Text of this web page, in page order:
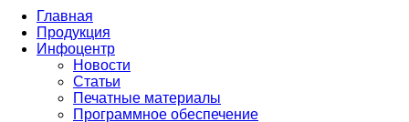
Главная
Продукция
Инфоцентр
Новости
Статьи
Печатные материалы
Программное обеспечение